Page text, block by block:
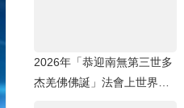
2026年「恭迎南無第三世多
杰羌佛佛誕」法會上世界佛